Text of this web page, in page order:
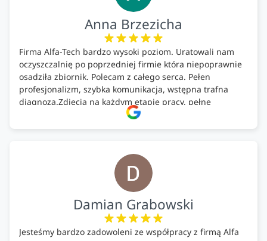
Anna Brzezicha
Firma Alfa-Tech bardzo wysoki poziom. Uratowali nam
oczyszczalnię po poprzedniej firmie która niepoprawnie
osadziła zbiornik. Polecam z całego serca. Pełen
profesjonalizm, szybka komunikacja, wstępna trafna
diagnoza.Zdjęcia na każdym etapie pracy, pełne
doradztwo.Dobrze wyszkoleni i znający się na rzeczy.
Podsumowując ekipa na wysokim poziomie, rzetelna.
Damian Grabowski
Jesteśmy bardzo zadowoleni ze współpracy z firmą Alfa